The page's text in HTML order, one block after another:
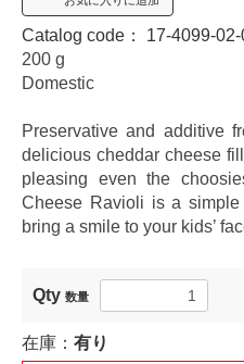
Catalog code： 17-4099-02-
200 g
Domestic
Preservative and additive
delicious cheddar cheese
pleasing even the
Cheese Ravioli is a
bring a smile to your kids’
Qty 数量
在庫： 有り